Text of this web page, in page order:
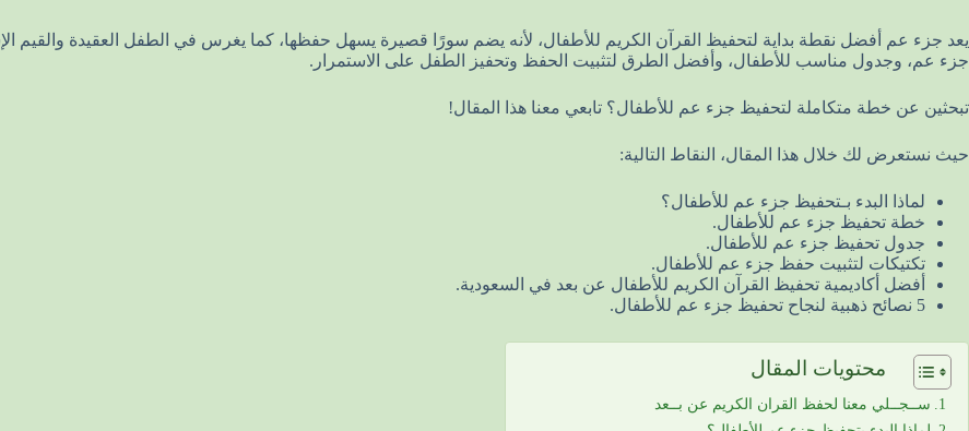
يعد جزء عم أفضل نقطة بداية لتحفيظ القرآن الكريم للأطفال، لأنه يضم سورًا قصيرة يسهل حفظها، كما يغرس في الطفل العقيدة والقيم
جزء عم، وجدول مناسب للأطفال، وأفضل الطرق لتثبيت الحفظ وتحفيز الطفل على الاستمرار.
تبحثين عن خطة متكاملة لتحفيظ جزء عم للأطفال؟ تابعي معنا هذا المقال!
حيث نستعرض لك خلال هذا المقال، النقاط التالية:
لماذا البدء بـتحفيظ جزء عم للأطفال؟
خطة تحفيظ جزء عم للأطفال.
جدول تحفيظ جزء عم للأطفال.
تكتيكات لتثبيت حفظ جزء عم للأطفال.
أفضل أكاديمية تحفيظ القرآن الكريم للأطفال عن بعد في السعودية.
5 نصائح ذهبية لنجاح تحفيظ جزء عم للأطفال.
محتويات المقال
ســجــلي معنا لحفظ القران الكريم عن بــعد